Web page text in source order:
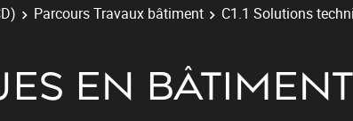
Parcours Travaux bâtiment C1.1 Solutions
EN BÂTIMENT